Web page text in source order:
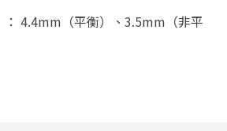
： 4.4mm（平衡）、3.5mm（非平